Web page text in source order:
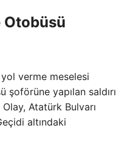
Otobüsü
yol verme meselesi
yapılan saldırı
Atatürk Bulvarı
altındaki